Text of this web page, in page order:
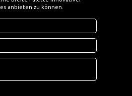
anbieten zu können.